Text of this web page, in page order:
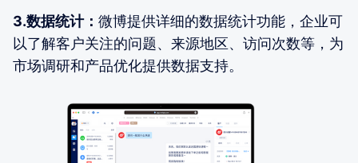
3.数据统计： 微博提供详细的数据统计功能，企业可
以了解客户关注的问题、来源地区、访问次数等，为
市场调研和产品优化提供数据支持。